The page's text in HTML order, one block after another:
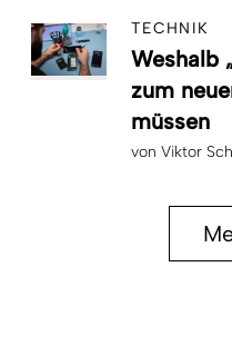
TECHNIK
Weshalb
zum
müssen
von Viktor